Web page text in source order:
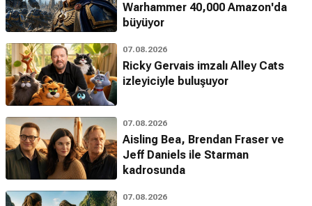
Warhammer 40,000 Amazon'da
büyüyor
07.08.2026
Ricky Gervais imzalı Alley Cats
izleyiciyle buluşuyor
07.08.2026
Aisling Bea, Brendan Fraser ve
Jeff Daniels ile Starman
kadrosunda
07.08.2026